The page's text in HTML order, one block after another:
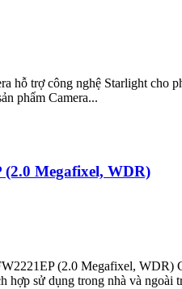
hỗ trợ công nghệ Starlight cho
phẩm Camera...
Megafixel, WDR)
(2.0 Megafixel,
hợp sử dụng trong nhà và ngoài